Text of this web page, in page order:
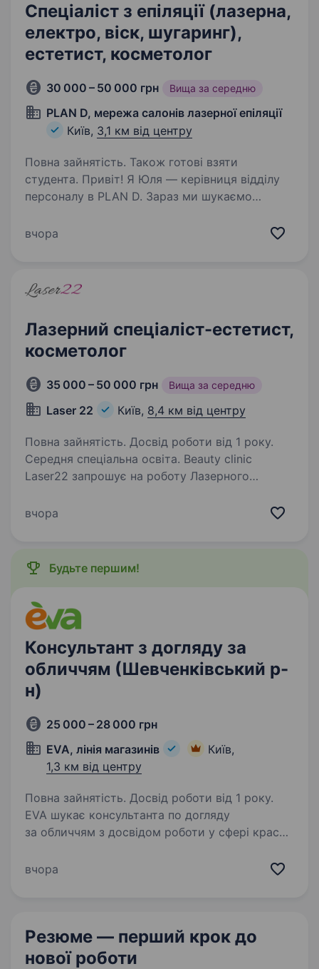
Спеціаліст з епіляції (лазерна,
електро, віск, шугаринг),
естетист, косметолог
30 000 – 50 000 грн Вища за середню
PLAN D, мережа салонів лазерної епіляції
Київ, 3,1 км від центру
Повна зайнятість. Також готові взяти
студента. Привіт! Я Юля — керівниця відділу
персоналу в PLAN D. Зараз ми шукаємо
спеціалістів або тих, хто хоче ними стати.
вчора
Лазерний спеціаліст-естетист,
косметолог
35 000 – 50 000 грн Вища за середню
Laser 22 Київ, 8,4 км від центру
Повна зайнятість. Досвід роботи від 1 року.
Середня спеціальна освіта. Beauty clinic
Laser22 запрошує на роботу Лазерного
клініки надають послуги з апаратної, класичної
вчора
Будьте першим!
Консультант з догляду за
обличчям (Шевченківський р-
н)
25 000 – 28 000 грн
EVA, лінія магазинів
Київ,
1,3 км від центру
Повна зайнятість. Досвід роботи від 1 року.
EVA шукає консультанта по догляду
за обличчям з досвідом роботи у сфері краси!
Чекаємо в команді EVAfamily! Вимоги: Досвід
вчора
Резюме — перший крок до
нової роботи